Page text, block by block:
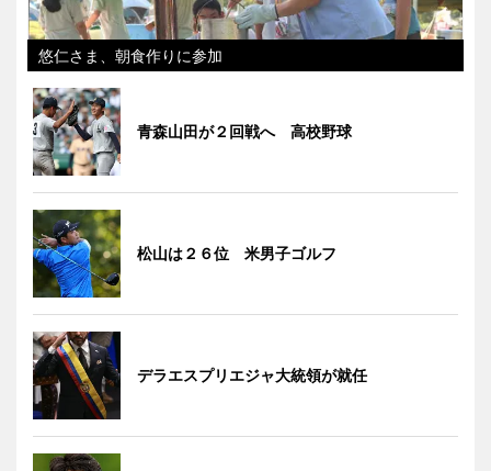
悠仁さま、朝食作りに参加
青森山田が２回戦へ 高校野球
松山は２６位 米男子ゴルフ
デラエスプリエジャ大統領が就任